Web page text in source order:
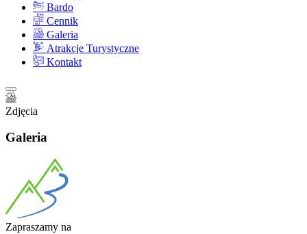
Bardo
Cennik
Galeria
Atrakcje Turystyczne
Kontakt
Zdjęcia
Galeria
Zapraszamy na